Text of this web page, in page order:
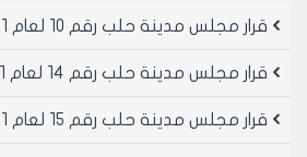
شهرياَ
قرار مجلس مدينة حلب رقم 10 لعام 2021
قرار مجلس مدينة حلب رقم 14 لعام 2021
قرار مجلس مدينة حلب رقم 15 لعام 2021